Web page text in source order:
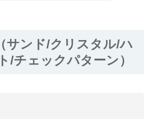
サンド/クリスタル/ハ
/チェックパターン）